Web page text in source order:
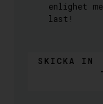
enlighet
last!
SKICKA IN